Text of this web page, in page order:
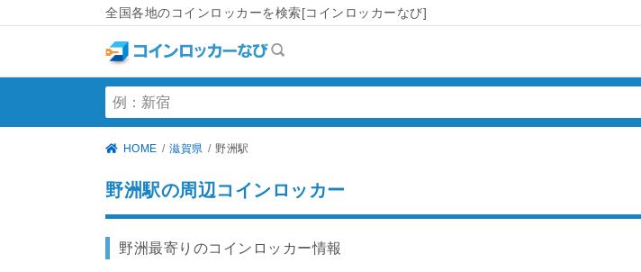
全国各地のコインロッカーを検索[コインロッカーなび]
HOME 滋賀県 野洲駅
野洲駅の周辺コインロッカー
野洲最寄りのコインロッカー情報